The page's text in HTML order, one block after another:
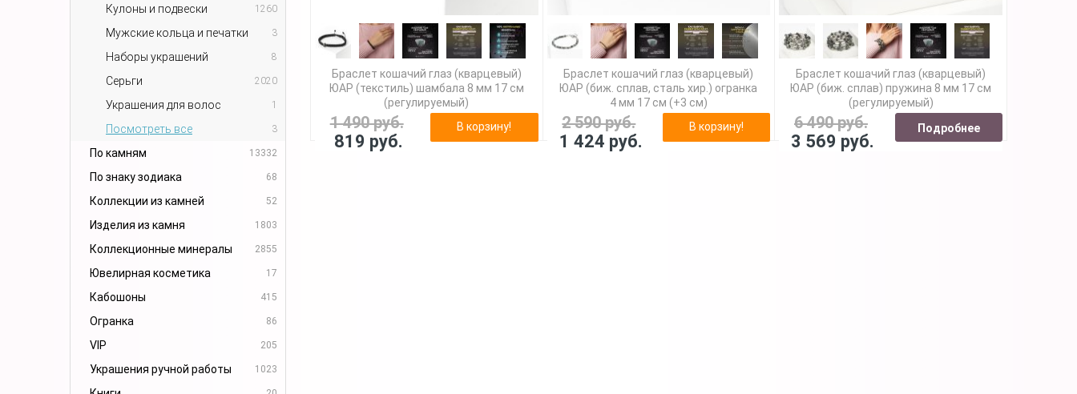
Кулоны и подвески 1260
Мужские кольца и печатки 3
Наборы украшений 8
Серьги 2020
Украшения для волос 1
Посмотреть все 3
По камням 13332
По знаку зодиака 68
Коллекции из камней 52
Изделия из камня 1803
Коллекционные минералы 2855
Ювелирная косметика 17
Кабошоны 415
Огранка 86
VIP 205
Украшения ручной работы 1023
Браслет кошачий глаз (кварцевый)
ЮАР (текстиль) шамбала 8 мм 17 см
(регулируемый)
1 490 руб.
819 руб.
В корзину!
Браслет кошачий глаз (кварцевый)
ЮАР (биж. сплав, сталь хир.) огранка
4 мм 17 см (+3 см)
2 590 руб.
1 424 руб.
В корзину!
Браслет кошачий глаз (кварцевый)
ЮАР (биж. сплав) пружина 8 мм 17 см
(регулируемый)
6 490 руб.
3 569 руб.
Подробнее